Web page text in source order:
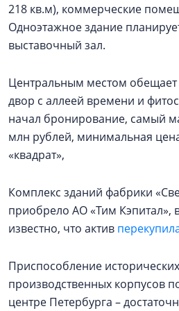
218 кв.м), коммерческие
Одноэтажное здание
выставочный зал.
Центральным местом обещает
двор с аллеей времени и
начал бронирование, самый
млн рублей, минимальная
«квадрат»,
Комплекс зданий фабрики
приобрело АО «Тим Кэпитал»,
известно, что актив
Приспособление
производственных корпусов
центре Петербурга –